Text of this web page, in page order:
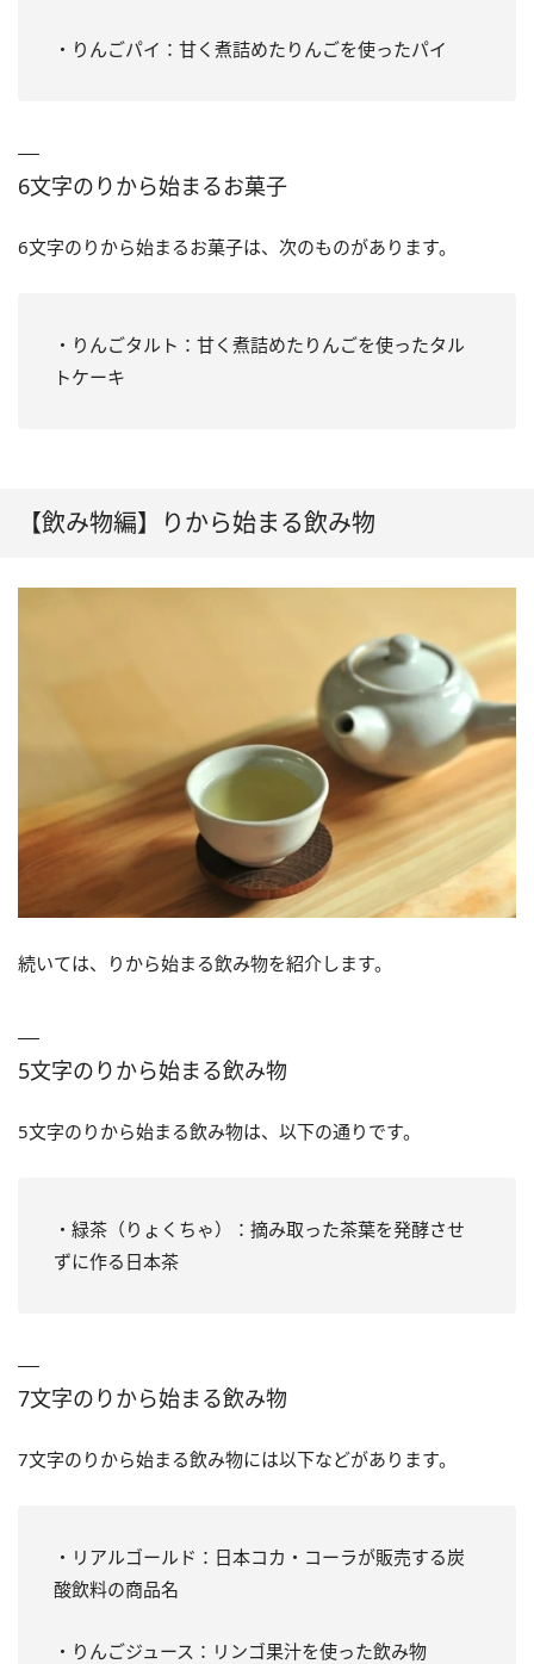
・りんごパイ：甘く煮詰めたりんごを使ったパイ
6文字のりから始まるお菓子
6文字のりから始まるお菓子は、次のものがあります。
・りんごタルト：甘く煮詰めたりんごを使ったタル
トケーキ
【飲み物編】りから始まる飲み物
続いては、りから始まる飲み物を紹介します。
5文字のりから始まる飲み物
5文字のりから始まる飲み物は、以下の通りです。
・緑茶（りょくちゃ）：摘み取った茶葉を発酵させ
ずに作る日本茶
7文字のりから始まる飲み物
7文字のりから始まる飲み物には以下などがあります。
・リアルゴールド：日本コカ・コーラが販売する炭
酸飲料の商品名
・りんごジュース：リンゴ果汁を使った飲み物